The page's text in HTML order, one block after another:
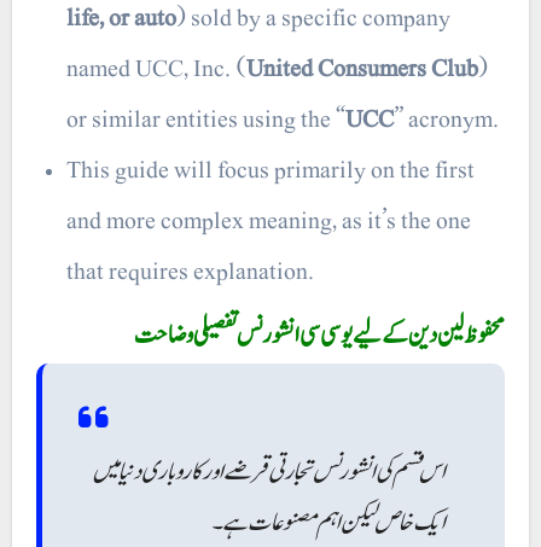
life, or auto) sold by a specific company
named UCC, Inc. (United Consumers Club)
or similar entities using the “UCC” acronym.
This guide will focus primarily on the first
and more complex meaning, as it’s the one
that requires explanation.
محفوظ لین دین کے لیے یو سی سی انشورنس تفصیلی وضاحت
اس قسم کی انشورنس تجارتی قرضے اور کاروباری دنیا میں
ایک خاص لیکن اہم مصنوعات ہے۔